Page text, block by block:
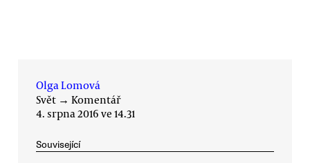
Olga Lomová
Svět → Komentář
4. srpna 2016 ve 14.31
Související